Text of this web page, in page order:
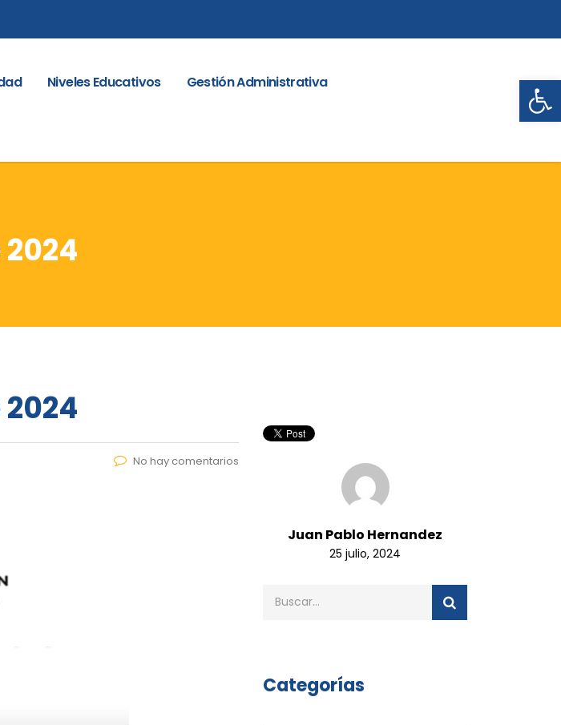
Niveles Educativos
Gestión Administrativa
No hay comentarios
Juan Pablo Hernandez
25 julio, 2024
Categorías